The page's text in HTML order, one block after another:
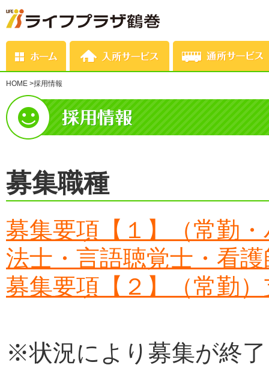
HOME >採用情報
募集職種
募集要項【１】（常勤
法士・言語聴覚士・看
募集要項【２】（常勤
※状況により募集が終